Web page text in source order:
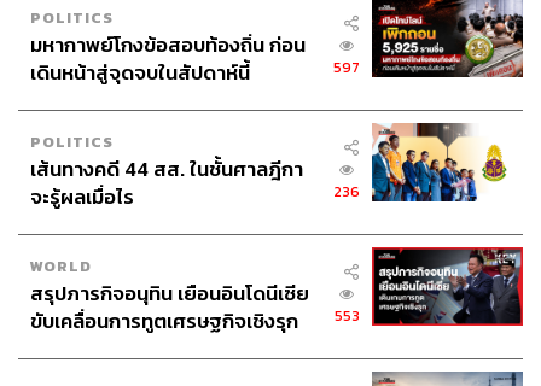
POLITICS
มหากาพย์โกงข้อสอบท้องถิ่น ก่อน
เดินหน้าสู่จุดจบในสัปดาห์นี้
597
POLITICS
เส้นทางคดี 44 สส. ในชั้นศาลฎีกา
จะรู้ผลเมื่อไร
236
WORLD
สรุปภารกิจอนุทิน เยือนอินโดนีเซีย
ขับเคลื่อนการทูตเศรษฐกิจเชิงรุก
553